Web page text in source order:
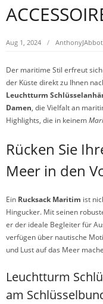
Aug 1, 2024
Der maritime Stil erfreut
der Küste direkt zu Ihnen
Leuchtturm
Damen, die Vielfalt an
Highlights, die in keinem
Rücken Sie
Meer in den
Ein Rucksack Maritim ist
Hingucker. Mit seinen
er der ideale Begleiter für
verfügen über nautische
und Lust auf das Meer
Leuchtturm
am